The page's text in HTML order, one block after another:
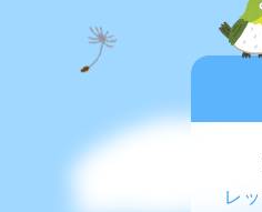
レ